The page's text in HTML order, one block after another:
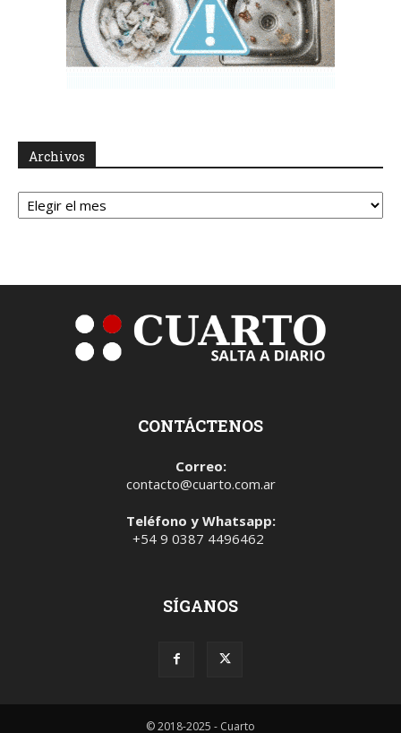
Archivos
Archivos
CONTÁCTENOS
Correo:
contacto@cuarto.com.ar
Teléfono y Whatsapp:
+54 9 0387 4496462
SÍGANOS
© 2018-2025 - Cuarto